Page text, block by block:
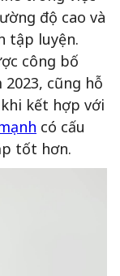
độ cao và
tập luyện.
công bố
cũng hỗ
kết hợp với
có cấu
tốt hơn.